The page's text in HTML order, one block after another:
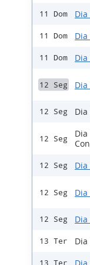
11 Dom
11 Dom
11 Dom
12 Seg
12 Seg
12 Seg
12 Seg
12 Seg
12 Seg
13 Ter
13 Ter